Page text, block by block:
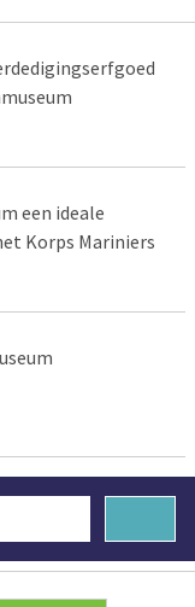
een ideale
Korps Mariniers